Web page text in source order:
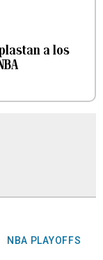
a los
NBA PLAYOFFS